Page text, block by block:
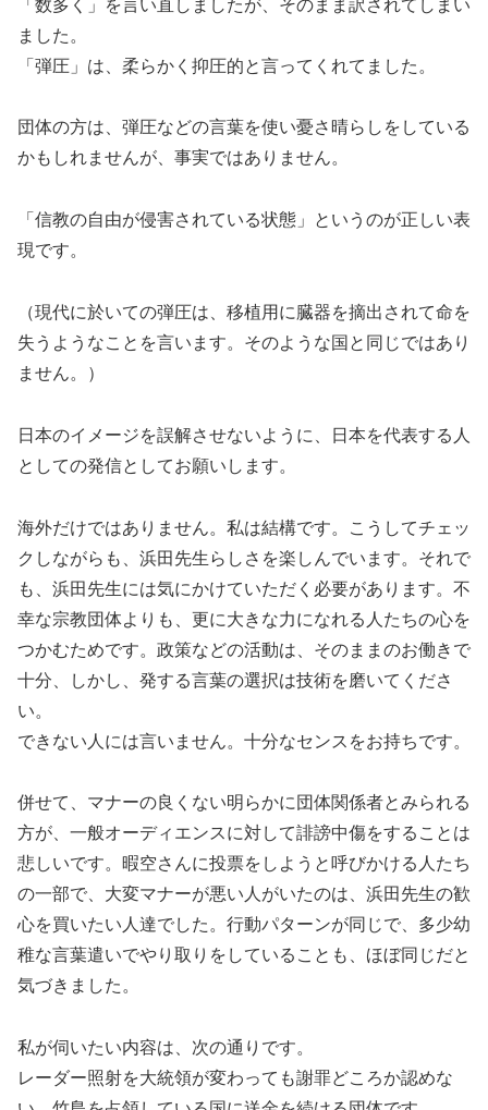
「数多く」を言い直しましたが、そのまま訳されてしまい
ました。
「弾圧」は、柔らかく抑圧的と言ってくれてました。
団体の方は、弾圧などの言葉を使い憂さ晴らしをしている
かもしれませんが、事実ではありません。
「信教の自由が侵害されている状態」というのが正しい表
現です。
（現代に於いての弾圧は、移植用に臓器を摘出されて命を
失うようなことを言います。そのような国と同じではあり
ません。）
日本のイメージを誤解させないように、日本を代表する人
としての発信としてお願いします。
海外だけではありません。私は結構です。こうしてチェッ
クしながらも、浜田先生らしさを楽しんでいます。それで
も、浜田先生には気にかけていただく必要があります。不
幸な宗教団体よりも、更に大きな力になれる人たちの心を
つかむためです。政策などの活動は、そのままのお働きで
十分、しかし、発する言葉の選択は技術を磨いてくださ
い。
できない人には言いません。十分なセンスをお持ちです。
併せて、マナーの良くない明らかに団体関係者とみられる
方が、一般オーディエンスに対して誹謗中傷をすることは
悲しいです。暇空さんに投票をしようと呼びかける人たち
の一部で、大変マナーが悪い人がいたのは、浜田先生の歓
心を買いたい人達でした。行動パターンが同じで、多少幼
稚な言葉遣いでやり取りをしていることも、ほぼ同じだと
気づきました。
私が伺いたい内容は、次の通りです。
レーダー照射を大統領が変わっても謝罪どころか認めな